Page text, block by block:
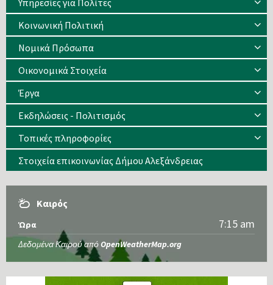
Υπηρεσίες για Πολίτες
Κοινωνική Πολιτική
Νομικά Πρόσωπα
Οικονομικά Στοιχεία
Έργα
Εκδηλώσεις - Πολιτισμός
Τοπικές πληροφορίες
Στοιχεία επικοινωνίας Δήμου Αλεξάνδρειας
Καιρός
Ώρα 7:15 am
Δεδομένα Καιρού από OpenWeatherMap.org